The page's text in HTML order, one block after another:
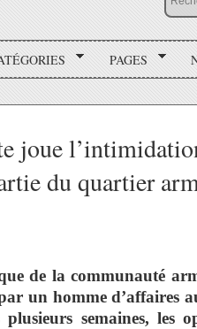
PAGES
joue
du quartier
de la communauté
un homme d’affaires
semaines, les